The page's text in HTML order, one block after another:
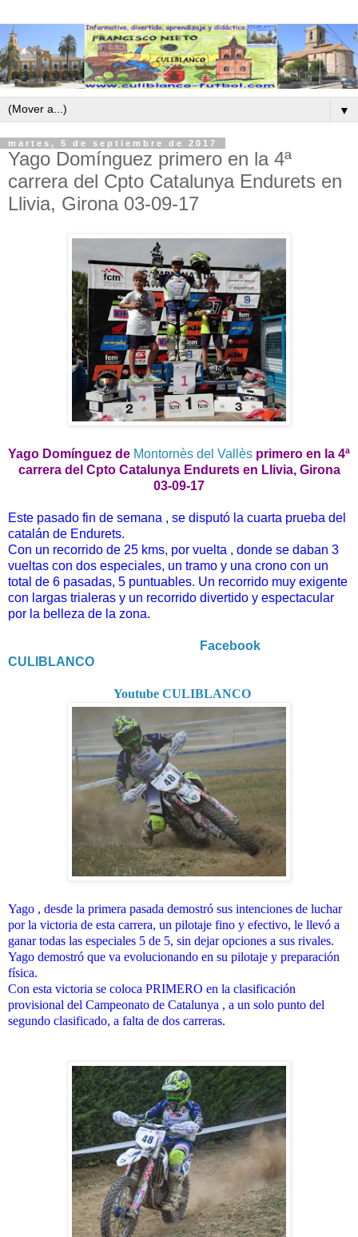
▼
martes, 5 de septiembre de 2017
Yago Domínguez primero en la 4ª
carrera del Cpto Catalunya Endurets en
Llivia, Girona 03-09-17
Yago Domínguez de Montornès del Vallès primero en la 4ª
carrera del Cpto Catalunya Endurets en Llivia, Girona
03-09-17
Este pasado fin de semana , se disputó la cuarta prueba del
catalán de Endurets.
Con un recorrido de 25 kms, por vuelta , donde se daban 3
vueltas con dos especiales, un tramo y una crono con un
total de 6 pasadas, 5 puntuables. Un recorrido muy exigente
con largas trialeras y un recorrido divertido y espectacular
por la belleza de la zona.
Facebook
CULIBLANCO
Youtube CULIBLANCO
Yago , desde la primera pasada demostró sus intenciones de luchar
por la victoria de esta carrera, un pilotaje fino y efectivo, le llevó a
ganar todas las especiales 5 de 5, sin dejar opciones a sus rivales.
Yago demostró que va evolucionando en su pilotaje y preparación
física.
Con esta victoria se coloca PRIMERO en la clasificación
provisional del Campeonato de Catalunya , a un solo punto del
segundo clasificado, a falta de dos carreras.